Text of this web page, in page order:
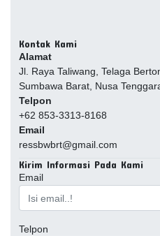
Kontak Kami
Alamat
Jl. Raya Taliwang, Telaga
Sumbawa Barat, Nusa
Telpon
+62 853-3313-8168
Email
ressbwbrt@gmail.com
Kirim Informasi Pada Kami
Email
Telpon